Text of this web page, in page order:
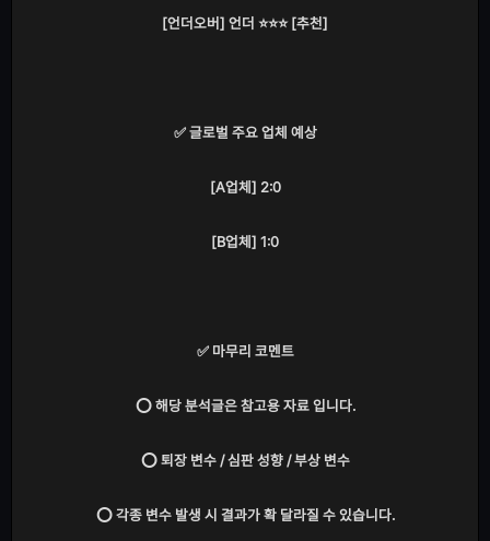
[언더오버] 언더 ⭐⭐⭐ [추천]
✅ 글로벌 주요 업체 예상
[A업체] 2:0
[B업체] 1:0
✅ 마무리 코멘트
⭕ 해당 분석글은 참고용 자료 입니다.
⭕ 퇴장 변수 / 심판 성향 / 부상 변수
⭕ 각종 변수 발생 시 결과가 확 달라질 수 있습니다.